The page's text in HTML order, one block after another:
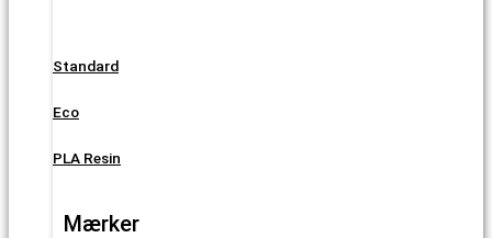
Standard
Eco
PLA Resin
Mærker